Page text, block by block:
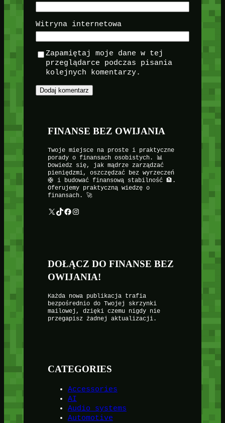
Witryna internetowa
Zapamiętaj moje dane w tej
przeglądarce podczas pisania
kolejnych komentarzy.
FINANSE BEZ OWIJANIA
Twoje miejsce na proste i praktyczne
porady o finansach osobistych. 📊
Dowiedz się, jak mądrze zarządzać
pieniędzmi, oszczędzać bez wyrzeczeń
🛟 i budować finansową stabilność 🏦.
Oferujemy praktyczną wiedzę o
finansach. 🚀
X TikTok Facebook Instagram
DOŁĄCZ DO FINANSE BEZ
OWIJANIA!
Każda nowa publikacja trafia
bezpośrednio do Twojej skrzynki
mailowej, dzięki czemu nigdy nie
przegapisz żadnej aktualizacji.
CATEGORIES
Accessories
AI
Audio systems
Automotive